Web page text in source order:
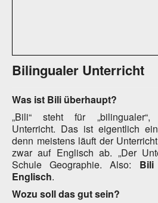
Bilingualer Unterricht
Was ist Bili überhaupt?
„Bili“ steht für „bilingualer“,
Unterricht. Das ist eigentlich
denn meistens läuft der
zwar auf Englisch ab. „Der
Schule Geographie. Also:
Englisch.
Wozu soll das gut sein?